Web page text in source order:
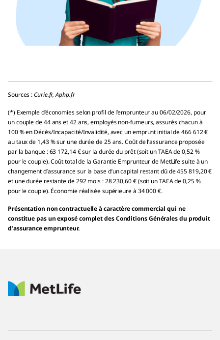
Sources :Curie.fr, Aphp.fr
(*) Exemple d’économies selon profil de l’emprunteur au 06/02/2026, pour
un couple de 44 ans et 42 ans, employés non-fumeurs, assurés chacun à
100 % en Décès/Incapacité/Invalidité, avec un emprunt initial de 466 612 €
au taux de 1,43 % sur une durée de 25 ans. Coût de l’assurance proposée
par la banque : 63 172,14 € sur la durée du prêt (soit un TAEA de 0,52 %
pour le couple). Coût total de la Garantie Emprunteur de MetLife suite à un
changement d’assurance sur la base d’un capital restant dû de 455 819,20 €
et une durée restante de 292 mois : 28 230,60 € (soit un TAEA de 0,25 %
pour le couple). Économie réalisée supérieure à 34 000 €.
Présentation non contractuelle à caractère commercial qui ne
constitue pas un exposé complet des Conditions Générales du produit
d’assurance emprunteur.